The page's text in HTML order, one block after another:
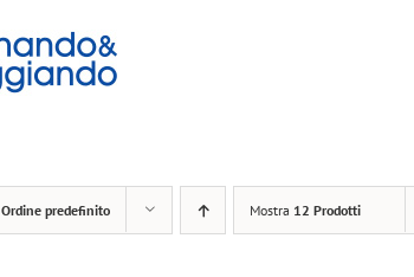
Ordine predefinito Mostra 12 Prodotti